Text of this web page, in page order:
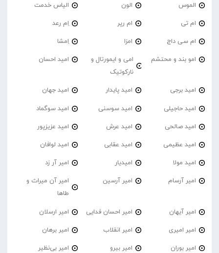
الموس الون الیاس خدمت
ام تی ام رپر اِم رعد
ام سی داج امزا اِمشا
امو بند و محتشم
امی و ایمورتال و
نارکوتیک
امید احسان
امید برجی امید پایدار امید جهان
امید حاجیلی امید سوسنی امید سوگماد
امید صالحی امید عرش امید عزیزپور
امید عظیمی امید عقابی امید لوافان
امید مولا امیدیار امیر آر زد
امیر آرسام امیر آرسین
امیر آن میراث و
طاها
امیر آیهان امیر احسان فدایی امیر ارسلان
امیر امیری امیر انقلاب امیر برهان
امیر‌ بوران امیر بیرو امیر بی‌نظیر